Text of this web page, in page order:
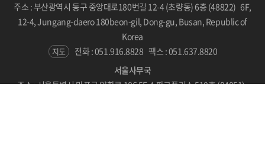
주소 : 부산광역시 동구 중앙대로180번길 12-4 (초량동) 6층 (48822) 6F,
12-4, Jungang-daero 180beon-gil, Dong-gu, Busan, Republic of
Korea
지도 전화 : 051.916.8828 팩스 : 051.637.8820
서울사무국
주소 : 서울특별시 마포구 양화로 186 5F 스파크플러스 510호 (04051)